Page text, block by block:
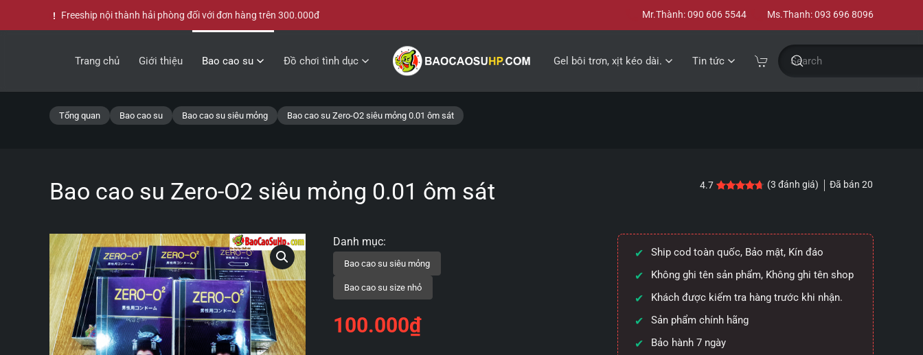
Freeship nội thành hải phòng đối với đơn hàng trên 300.000đ Mr.Thành: 090 606 5544 Ms.Thanh: 093 696 8096
Trang chủ Giới thiệu Bao cao su Đồ chơi tình dục Gel bôi trơn, xịt kéo dài. Tin tức
Tổng quan Bao cao su Bao cao su siêu mỏng Bao cao su Zero-O2 siêu mỏng 0.01 ôm sát
Bao cao su Zero-O2 siêu mỏng 0.01 ôm sát 4.7 4.7 trên 5 dựa trên
3 đánh giá
(3 đánh giá) Đã bán20
100.000₫
Ship cod toàn quốc, Bảo mật, Kín đáo
Không ghi tên sản phẩm, Không ghi tên shop
Khách được kiểm tra hàng trước khi nhận.
Sản phẩm chính hãng
Bảo hành 7 ngày